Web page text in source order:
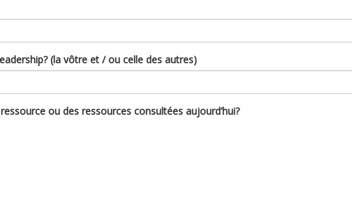
(la vôtre et / ou celle des autres)
ou des ressources consultées aujourd’hui?